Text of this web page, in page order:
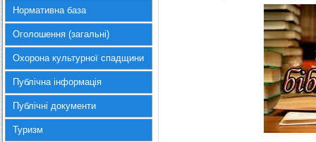
Нормативна база
Оголошення (загальні)
Охорона культурної спадщини
Публічна інформація
Публічні документи
Туризм